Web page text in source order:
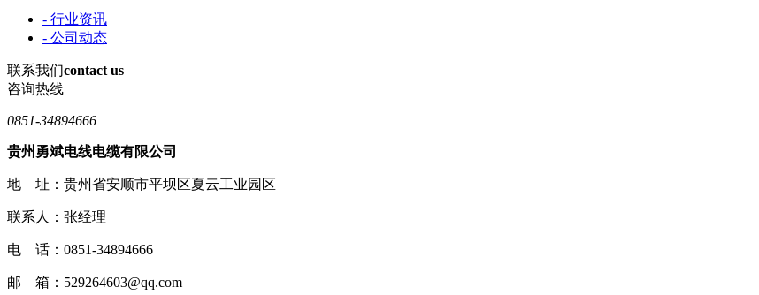
- 行业资讯
- 公司动态
联系我们contact us
咨询热线
0851-34894666
贵州勇斌电线电缆有限公司
地 址：贵州省安顺市平坝区夏云工业园区
联系人：张经理
电 话：0851-34894666
邮 箱：529264603@qq.com